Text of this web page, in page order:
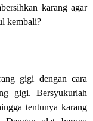
karang agar
kembali?
gigi dengan cara
gigi. Bersyukurlah
tentunya karang